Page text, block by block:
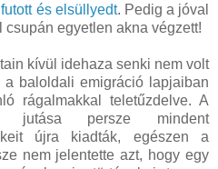
és elsüllyedt. Pedig a jóval
egyetlen akna végzett!
kívül idehaza senki nem volt
baloldali emigráció lapjaiban
rágalmakkal teletűzdelve. A
jutása persze mindent
újra kiadták, egészen a
nem jelentette azt, hogy egy